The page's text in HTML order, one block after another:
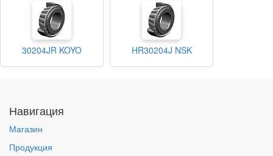
30204JR KOYO HR30204J NSK
Навигация
Магазин
Продукция